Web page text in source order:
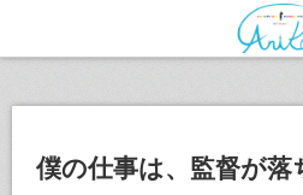
僕の仕事は、監督が